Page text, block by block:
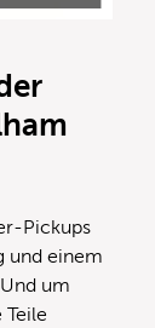
Pickups
und einem
um